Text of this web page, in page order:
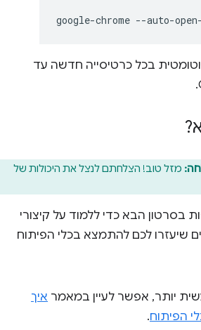
google-chrome
בכל כרטיסייה חדשה עד
מזל טוב! הצלחתם לנצל את היכולות של
בסרטון הבא כדי ללמוד על קיצורי
שיעזרו לכם להתמצא בכלי הפיתוח
יותר, אפשר לעיין במאמר איך
הפיתוח.